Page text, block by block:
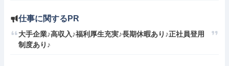
仕事に関するPR
大手企業♪高収入♪福利厚生充実♪長期休暇あり♪正社員登用
制度あり♪